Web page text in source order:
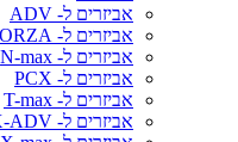
אביזרים ל- ADV
אביזרים ל- FORZA
אביזרים ל- N-max
אביזרים ל- PCX
אביזרים ל- T-max
אביזרים ל- X-ADV